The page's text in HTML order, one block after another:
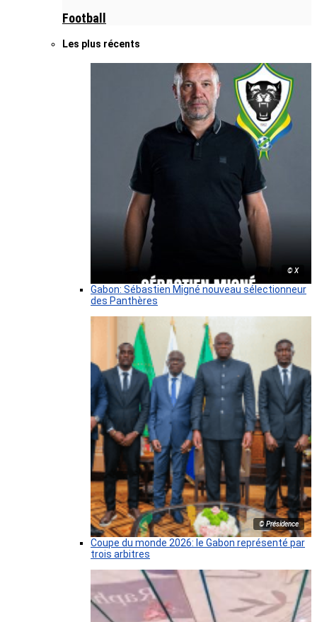
Football
Les plus récents
© X
Gabon: Sébastien Migné nouveau sélectionneur
des Panthères
© Présidence
Coupe du monde 2026: le Gabon représenté par
trois arbitres